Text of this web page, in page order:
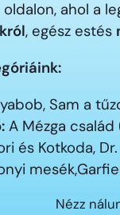
ahol a
, egész estés
Sam a
A Mézga
és Kotkoda,
Nézz